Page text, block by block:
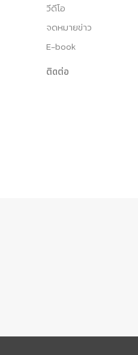
วีดีโอ
จดหมายข่าว
E-book
ติดต่อ